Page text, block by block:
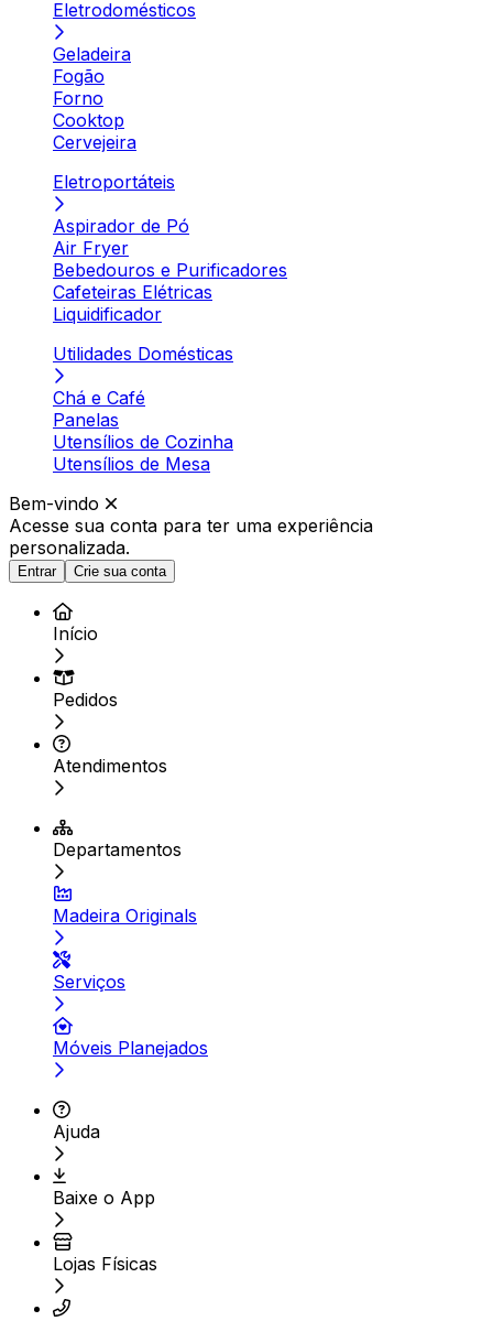
Eletrodomésticos
Geladeira
Fogão
Forno
Cooktop
Cervejeira
Eletroportáteis
Aspirador de Pó
Air Fryer
Bebedouros e Purificadores
Cafeteiras Elétricas
Liquidificador
Utilidades Domésticas
Chá e Café
Panelas
Utensílios de Cozinha
Utensílios de Mesa
Bem-vindo
Acesse sua conta para ter uma experiência
personalizada.
Entrar Crie sua conta
Início
Pedidos
Atendimentos
Departamentos
Madeira Originals
Serviços
Móveis Planejados
Ajuda
Baixe o App
Lojas Físicas